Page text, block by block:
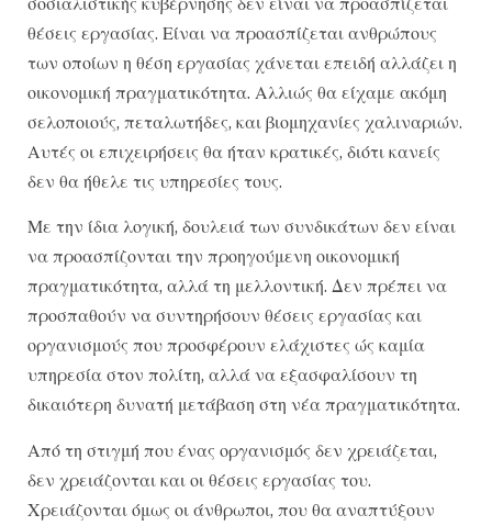
θέσεις εργασίας. Είναι να προασπίζεται ανθρώπους
των οποίων η θέση εργασίας χάνεται επειδή αλλάζει η
οικονομική πραγματικότητα. Αλλιώς θα είχαμε ακόμη
σελοποιούς, πεταλωτήδες, και βιομηχανίες χαλιναριών.
Αυτές οι επιχειρήσεις θα ήταν κρατικές, διότι κανείς
δεν θα ήθελε τις υπηρεσίες τους.
Με την ίδια λογική, δουλειά των συνδικάτων δεν είναι
να προασπίζονται την προηγούμενη οικονομική
πραγματικότητα, αλλά τη μελλοντική. Δεν πρέπει να
προσπαθούν να συντηρήσουν θέσεις εργασίας και
οργανισμούς που προσφέρουν ελάχιστες ώς καμία
υπηρεσία στον πολίτη, αλλά να εξασφαλίσουν τη
δικαιότερη δυνατή μετάβαση στη νέα πραγματικότητα.
Από τη στιγμή που ένας οργανισμός δεν χρειάζεται,
δεν χρειάζονται και οι θέσεις εργασίας του.
Χρειάζονται όμως οι άνθρωποι, που θα αναπτύξουν